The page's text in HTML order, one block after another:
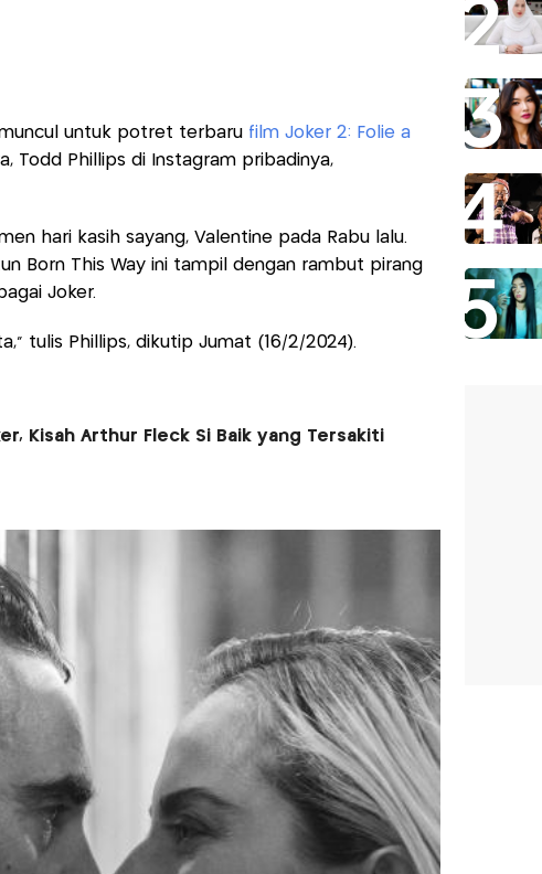
untuk potret terbaru film Joker 2: Folie à
Todd Phillips di Instagram pribadinya,
hari kasih sayang, Valentine pada Rabu lalu.
Born This Way ini tampil dengan rambut pirang
Joker.
tulis Phillips, dikutip Jumat (16/2/2024).
Kisah Arthur Fleck Si Baik yang Tersakiti